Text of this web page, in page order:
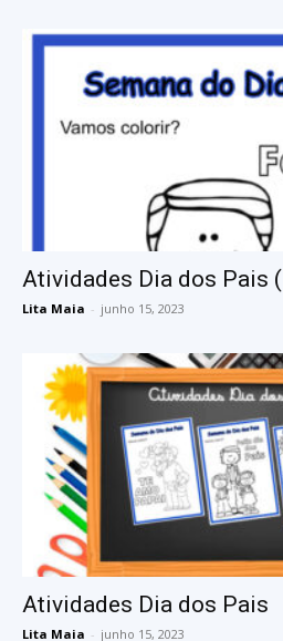
Atividades Dia dos Pais
Lita Maia - junho 15, 2023
Atividades Dia dos Pais
Lita Maia - junho 15, 2023